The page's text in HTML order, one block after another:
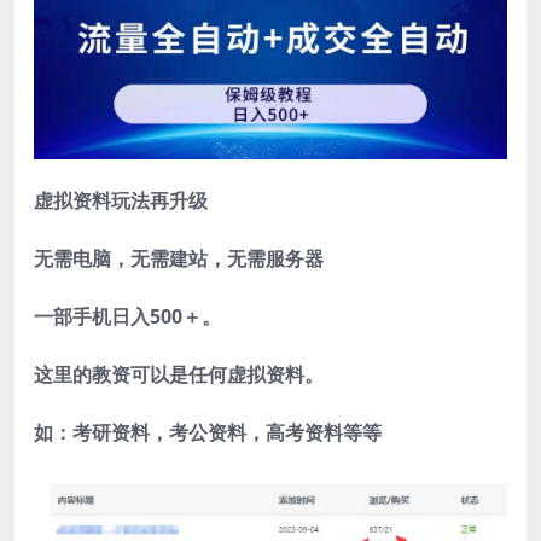
虚拟资料玩法再升级
无需电脑，无需建站，无需服务器
一部手机日入500＋。
这里的教资可以是任何虚拟资料。
如：考研资料，考公资料，高考资料等等